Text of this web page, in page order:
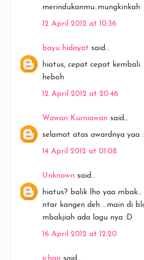
merindukanmu..mungkinkah
12 April 2012 at 10:36
bayu hidayat said...
hiatus, cepat cepat
heboh
12 April 2012 at 20:46
Wawan Kurniawan said...
selamat atas awardnya yaa
14 April 2012 at 01:08
Unknown said...
hiatus? balik lho yaa mbak...
ntar kangen deh ...main di
mbakjiah ada lagu nya :D
16 April 2012 at 12:20